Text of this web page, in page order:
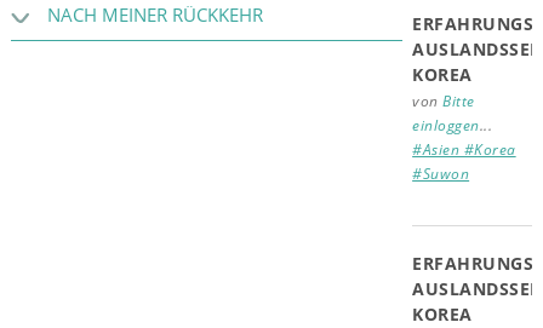
NACH MEINER RÜCKKEHR
KOREA
vonBitte
einloggen...
#Asien #Korea
#Suwon
KOREA